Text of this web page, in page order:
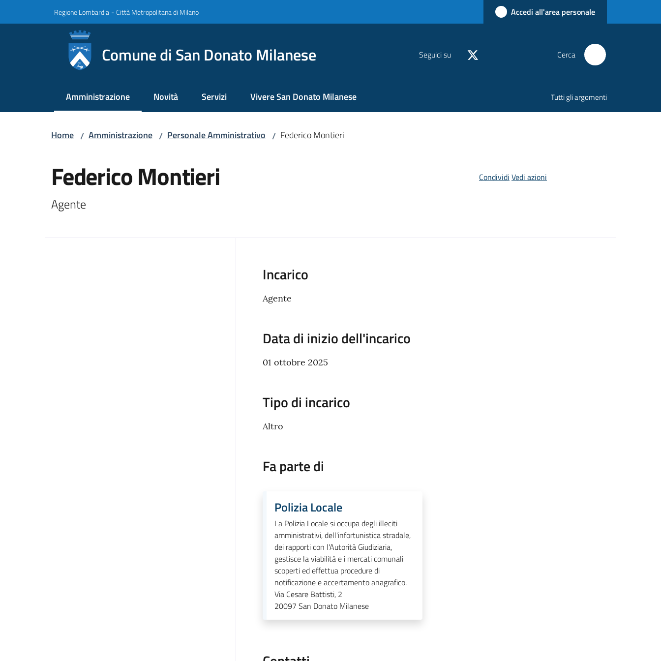
Regione Lombardia -Città Metropolitana di Milano Accedi all'area personale
Comune di San Donato Milanese Seguici su Cerca
Amministrazione
Menu selezionato Novità Servizi Vivere San Donato Milanese Tutti gli argomenti
Home / Amministrazione / Personale Amministrativo / Federico Montieri
Federico Montieri
Agente
Condividi Vedi azioni
Incarico
Agente
Data di inizio dell'incarico
01 ottobre 2025
Tipo di incarico
Altro
Fa parte di
Polizia Locale
La Polizia Locale si occupa degli illeciti
amministrativi, dell'infortunistica stradale,
dei rapporti con l'Autorità Giudiziaria,
gestisce la viabilità e i mercati comunali
scoperti ed effettua procedure di
notificazione e accertamento anagrafico.
Via Cesare Battisti, 2
20097 San Donato Milanese